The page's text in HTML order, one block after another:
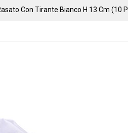
Con Tirante Bianco H 13 Cm (10